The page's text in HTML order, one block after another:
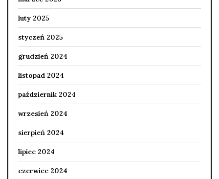
luty 2025
styczeń 2025
grudzień 2024
listopad 2024
październik 2024
wrzesień 2024
sierpień 2024
lipiec 2024
czerwiec 2024